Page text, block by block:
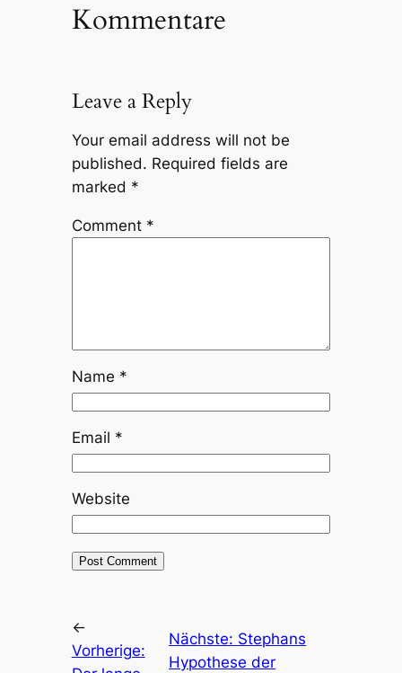
Kommentare
Leave a Reply
Your email address will not be
published. Required fields are
marked *
Comment *
Name *
Email *
Website
←
Vorherige:
Nächste: Stephans
Hypothese der